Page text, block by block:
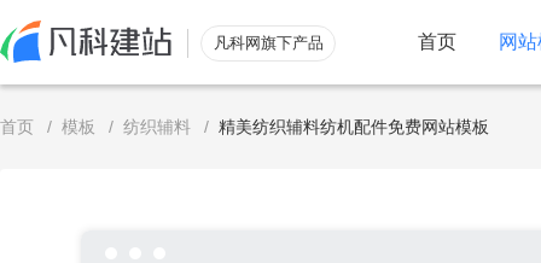
凡科网旗下产品 首页 网
首页 / 模板 / 纺织辅料 / 精美纺织辅料纺机配件免费网站模板
服